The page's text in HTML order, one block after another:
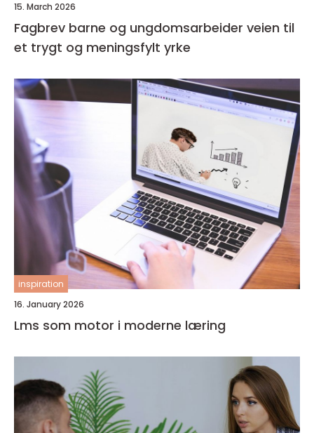
15. March 2026
Fagbrev barne og ungdomsarbeider veien til
et trygt og meningsfylt yrke
inspiration
16. January 2026
Lms som motor i moderne læring